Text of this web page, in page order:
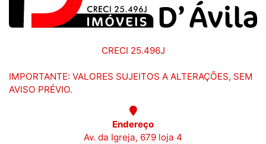
CRECI 25.496J
IMPORTANTE: VALORES SUJEITOS A ALTERAÇÕES, SEM
AVISO PRÉVIO.
Endereço
Av. da Igreja, 679 loja 4